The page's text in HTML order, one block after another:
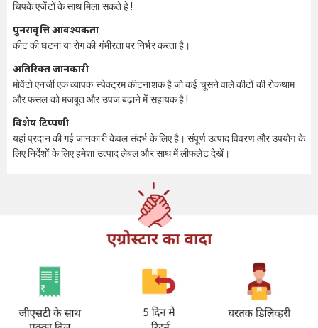
चिपके एजेंटों के साथ मिला सकते हे !
पुनरावृत्ति आवश्यकता
कीट की घटना या रोग की गंभीरता पर निर्भर करता है।
अतिरिक्त जानकारी
मोवेंटो एनर्जी एक व्यापक स्पेक्ट्रम कीटनाशक है जो कई चूसने वाले कीटों की रोकथाम
और फसल को मजबूत और उपज बढ़ाने में सहायक है !
विशेष टिप्पणी
यहां प्रदान की गई जानकारी केवल संदर्भ के लिए है। संपूर्ण उत्पाद विवरण और उपयोग के
लिए निर्देशों के लिए हमेशा उत्पाद लेबल और साथ में लीफलेट देखें।